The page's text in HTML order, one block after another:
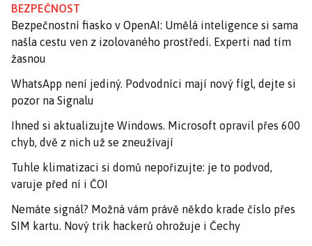
BEZPEČNOST
Bezpečnostní fiasko v OpenAI: Umělá inteligence si sama
našla cestu ven z izolovaného prostředí. Experti nad tím
žasnou
WhatsApp není jediný. Podvodníci mají nový fígl, dejte si
pozor na Signalu
Ihned si aktualizujte Windows. Microsoft opravil přes 600
chyb, dvě z nich už se zneužívají
Tuhle klimatizaci si domů nepořizujte: je to podvod,
varuje před ní i ČOI
Nemáte signál? Možná vám právě někdo krade číslo přes
SIM kartu. Nový trik hackerů ohrožuje i Čechy